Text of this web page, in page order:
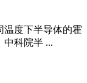
温度下半导体的霍
中科院半 ...